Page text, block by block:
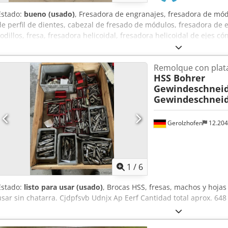
bueno (usado), Fresadora de engranajes, fresadora de
perfil de dientes, cabezal de fresado de módulos, fresadora de
fresa, fresadora helicoidal, fresadora helicoidal de ejes
de: 650.054.06 A SPAN. < 5 ° EV 4 CO -Diámetro: 22 mm -Peso: 0,6 kg
1 / 6
Gerolzhofen
Remolque con
HSS Bohrer
listo para usar (usado), Brocas HSS, fresas, machos y
sin chatarra. Cjdpfsvb Udnjx Ap Eerf Cantidad total aprox. 648